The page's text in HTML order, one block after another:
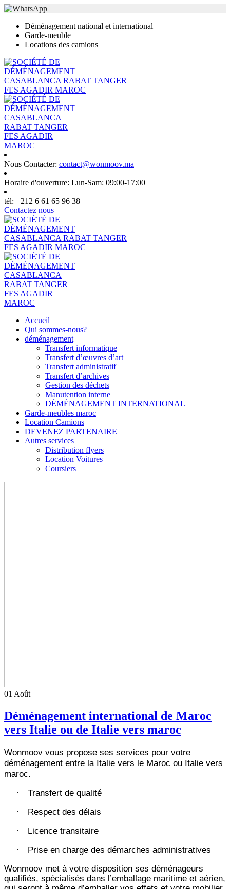
Déménagement national et international
Garde-meuble
Locations des camions
Nous Contacter: contact@wonmoov.ma
Horaire d'ouverture: Lun-Sam: 09:00-17:00
tél: +212 6 61 65 96 38
Contactez nous
Accueil
Qui sommes-nous?
déménagement
Transfert informatique
Transfert d’œuvres d’art
Transfert administratif
Transfert d’archives
Gestion des déchets
Manutention interne
DÉMÉNAGEMENT INTERNATIONAL
Garde-meubles maroc
Location Camions
DEVENEZ PARTENAIRE
Autres services
Distribution flyers
Location Voitures
Coursiers
01 Août
Déménagement international de Maroc
vers Italie ou de Italie vers maroc
Wonmoov vous propose ses services pour votre
déménagement entre la Italie vers le Maroc ou Italie vers
maroc.
· Transfert de qualité
· Respect des délais
· Licence transitaire
·
Prise en charge des démarches administratives
Wonmoov met à votre disposition ses déménageurs
qualifiés, spécialisés dans l’emballage maritime et aérien,